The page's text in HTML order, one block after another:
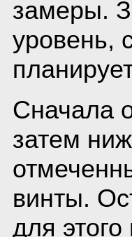
замеры.
уровень,
Сначала
затем
винты.
для